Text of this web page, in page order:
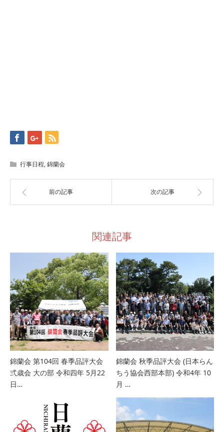
行事日程,錦蘭会
前の記事 次の記事
関連記事
錦蘭会 第104回 春季品評大会
弍歳会 大の部 令和四年 5月22
日…
錦蘭会 秋季品評大会 (日本らん
ちう協会西部本部) 令和4年 10
月 …